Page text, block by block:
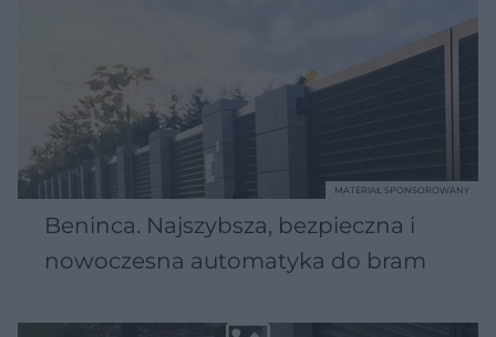
Beninca. Najszybsza, bezpieczna i
nowoczesna automatyka do bram
MATERIAŁ SPONSOROWANY